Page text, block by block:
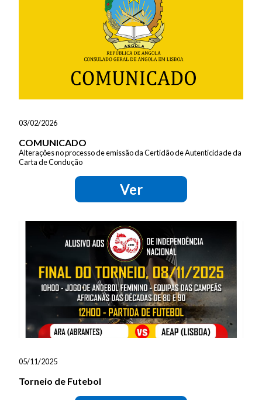
03/02/2026
COMUNICADO
Alterações no processo de emissão da Certidão de Autenticidade da
Carta de Condução
Ver
05/11/2025
Torneio de Futebol